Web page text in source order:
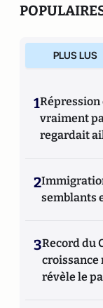
PLUS LUS
1Répression
vraiment
regardait
2
semblants
3Record du
croissance
révèle le